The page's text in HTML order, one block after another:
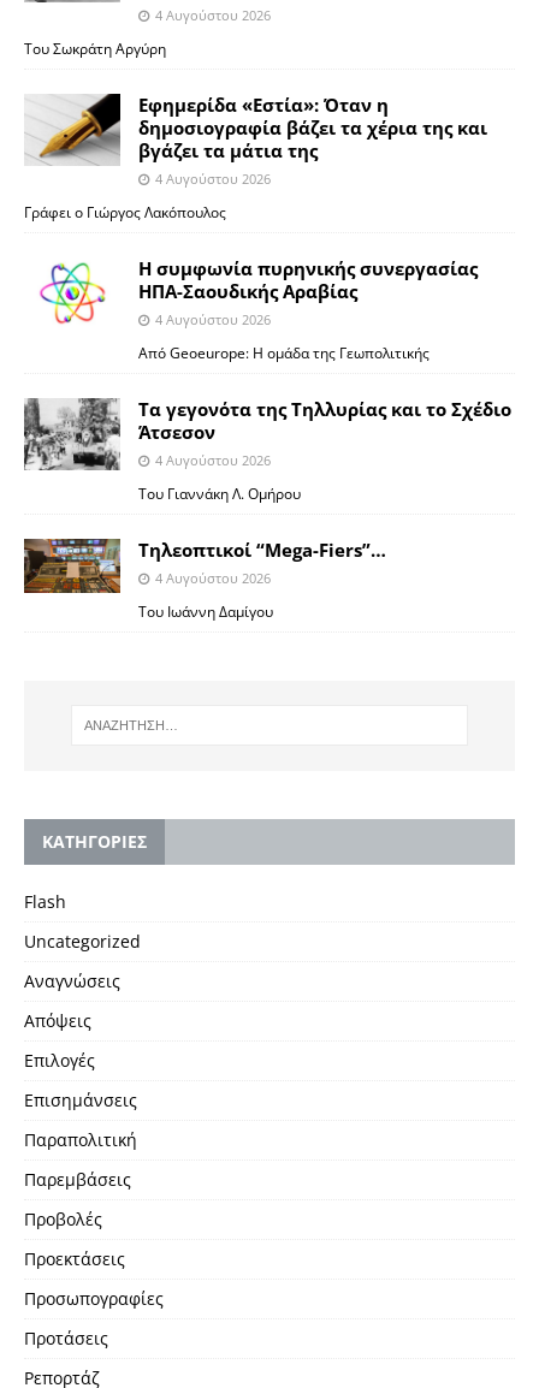
4 Αυγούστου 2026
Του Σωκράτη Αργύρη
Εφημερίδα «Εστία»: Όταν η
δημοσιογραφία βάζει τα χέρια της και
βγάζει τα μάτια της
4 Αυγούστου 2026
Γράφει ο Γιώργος Λακόπουλος
Η συμφωνία πυρηνικής συνεργασίας
ΗΠΑ-Σαουδικής Αραβίας
4 Αυγούστου 2026
Από Geoeurope: H ομάδα της Γεωπολιτικής
Τα γεγονότα της Τηλλυρίας και το Σχέδιο
Άτσεσον
4 Αυγούστου 2026
Toυ Γιαννάκη Λ. Ομήρου
Tηλεοπτικοί “Mega-Fiers”…
4 Αυγούστου 2026
Toυ Ιωάννη Δαμίγου
KΑΤΗΓΟΡΙΕΣ
Flash
Uncategorized
Αναγνώσεις
Απόψεις
Επιλογές
Επισημάνσεις
Παραπολιτική
Παρεμβάσεις
Προβολές
Προεκτάσεις
Προσωπογραφίες
Προτάσεις
Ρεπορτάζ